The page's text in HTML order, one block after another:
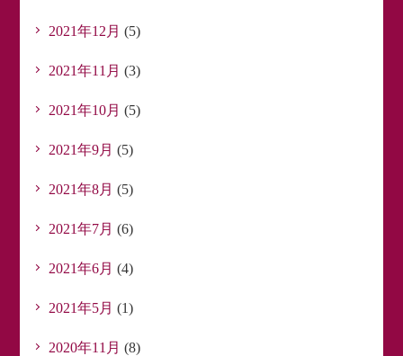
2021年12月 (5)
2021年11月 (3)
2021年10月 (5)
2021年9月 (5)
2021年8月 (5)
2021年7月 (6)
2021年6月 (4)
2021年5月 (1)
2020年11月 (8)